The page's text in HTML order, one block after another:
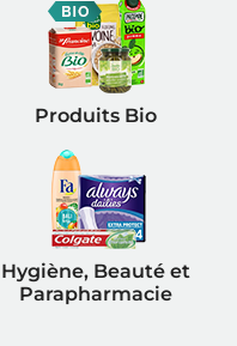
Produits Bio
Hygiène, Beauté et
Parapharmacie